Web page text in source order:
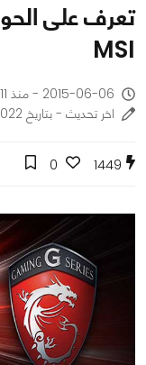
تعرف على
MSI
2015-06-06 - منذ 11 سنة
اخر تحديث - بتاريخ 2022-02-08
1449
0